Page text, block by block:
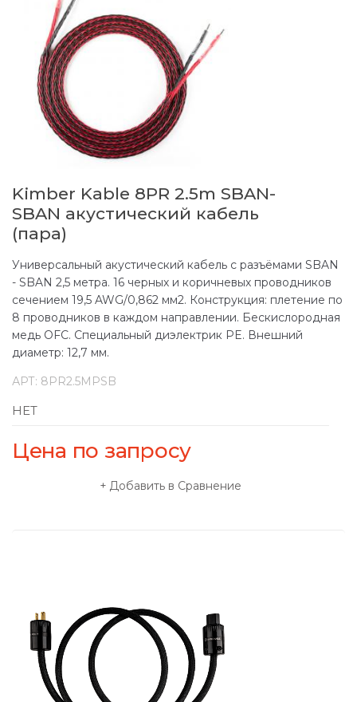
Kimber Kable 8PR 2.5m SBAN-
SBAN акустический кабель
(пара)
Универсальный акустический кабель с разъёмами SBAN
- SBAN 2,5 метра. 16 черных и коричневых проводников
сечением 19,5 AWG/0,862 мм2. Конструкция: плетение по
8 проводников в каждом направлении. Бескислородная
медь OFC. Специальный диэлектрик PE. Внешний
диаметр: 12,7 мм.
АРТ: 8PR2.5MPSB
НЕТ
Цена по запросу
Добавить в Сравнение